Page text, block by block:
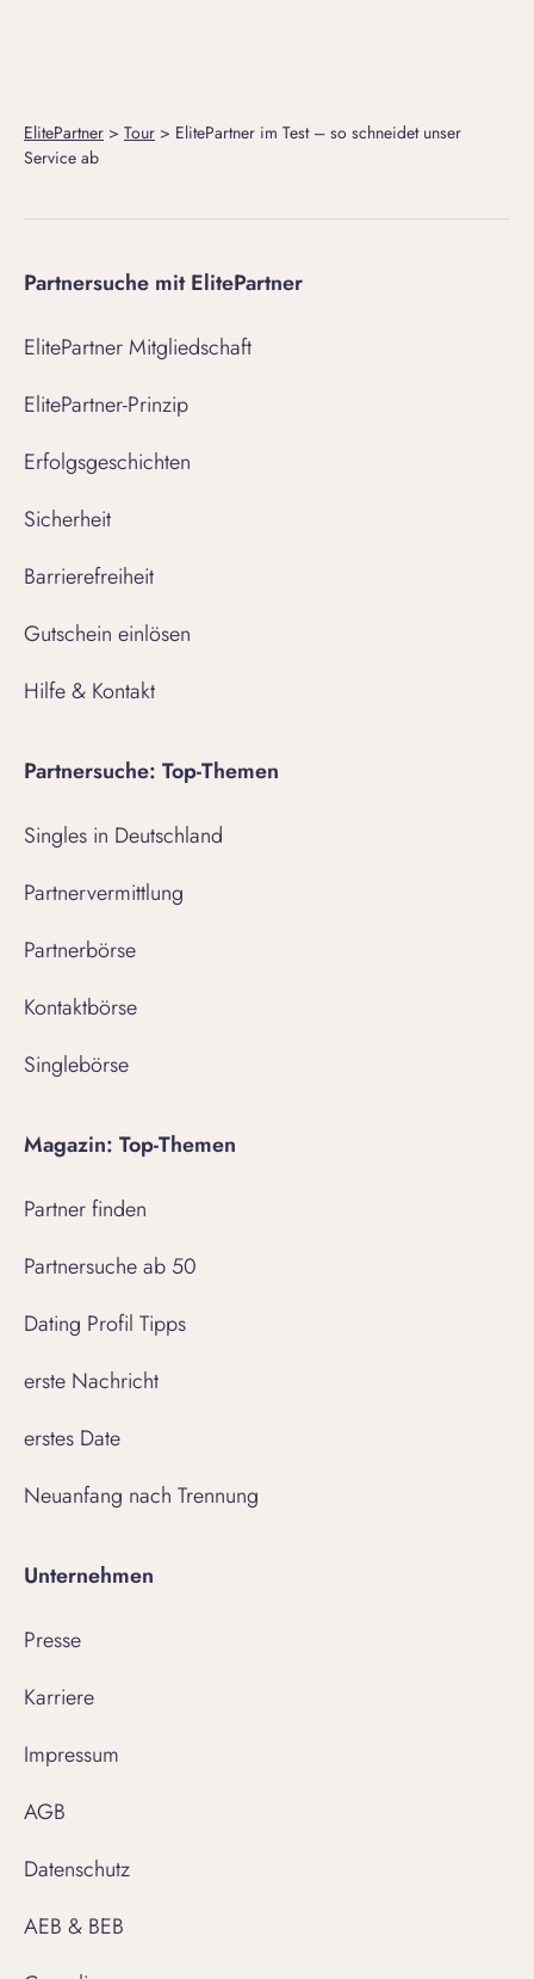
ElitePartner > Tour > ElitePartner im Test – so schneidet unser
Service ab
Partnersuche mit ElitePartner
ElitePartner Mitgliedschaft
ElitePartner-Prinzip
Erfolgsgeschichten
Sicherheit
Barrierefreiheit
Gutschein einlösen
Hilfe & Kontakt
Partnersuche: Top-Themen
Singles in Deutschland
Partnervermittlung
Partnerbörse
Kontaktbörse
Singlebörse
Magazin: Top-Themen
Partner finden
Partnersuche ab 50
Dating Profil Tipps
erste Nachricht
erstes Date
Neuanfang nach Trennung
Unternehmen
Presse
Karriere
Impressum
AGB
Datenschutz
AEB & BEB